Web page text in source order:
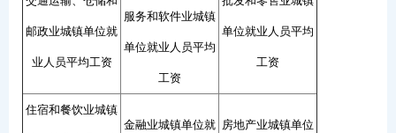
邮政业城镇单位就
业人员平均工资
服务和软件业城镇
单位就业人员平均
工资
单位就业人员平均
工资
住宿和餐饮业城镇
金融业城镇单位就 房地产业城镇单位